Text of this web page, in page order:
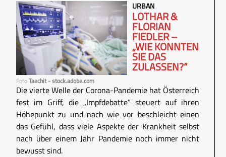
FotoTaechit - stock.adobe.com
URBAN
LOTHAR &
FLORIAN
FIEDLER –
„WIE KONNTEN
SIE DAS
ZULASSEN?“
Die vierte Welle der Corona-Pandemie hat Österreich
fest im Griff, die „Impfdebatte“ steuert auf ihren
Höhepunkt zu und nach wie vor beschleicht einen
das Gefühl, dass viele Aspekte der Krankheit selbst
nach über einem Jahr Pandemie noch immer nicht
bewusst sind.